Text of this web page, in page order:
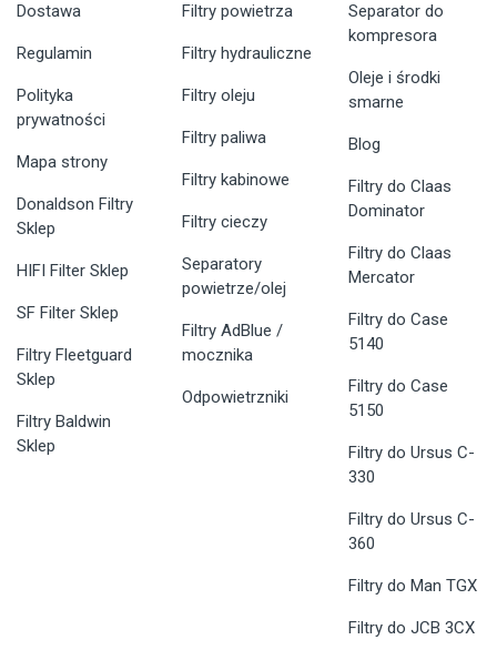
Dostawa
Regulamin
Polityka
prywatności
Mapa strony
Donaldson Filtry
Sklep
HIFI Filter Sklep
SF Filter Sklep
Filtry Fleetguard
Sklep
Filtry Baldwin
Sklep
Filtry powietrza
Filtry hydrauliczne
Filtry oleju
Filtry paliwa
Filtry kabinowe
Filtry cieczy
Separatory
powietrze/olej
Filtry AdBlue /
mocznika
Odpowietrzniki
Separator do
kompresora
Oleje i środki
smarne
Blog
Filtry do Claas
Dominator
Filtry do Claas
Mercator
Filtry do Case
5140
Filtry do Case
5150
Filtry do Ursus C-
330
Filtry do Ursus C-
360
Filtry do Man TGX
Filtry do JCB 3CX